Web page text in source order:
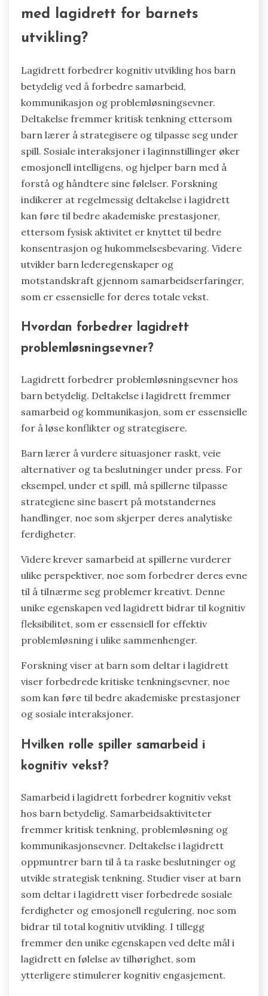
med lagidrett for barnets
utvikling?
Lagidrett forbedrer kognitiv utvikling hos barn
betydelig ved å forbedre samarbeid,
kommunikasjon og problemløsningsevner.
Deltakelse fremmer kritisk tenkning ettersom
barn lærer å strategisere og tilpasse seg under
spill. Sosiale interaksjoner i laginnstillinger øker
emosjonell intelligens, og hjelper barn med å
forstå og håndtere sine følelser. Forskning
indikerer at regelmessig deltakelse i lagidrett
kan føre til bedre akademiske prestasjoner,
ettersom fysisk aktivitet er knyttet til bedre
konsentrasjon og hukommelsesbevaring. Videre
utvikler barn lederegenskaper og
motstandskraft gjennom samarbeidserfaringer,
som er essensielle for deres totale vekst.
Hvordan forbedrer lagidrett
problemløsningsevner?
Lagidrett forbedrer problemløsningsevner hos
barn betydelig. Deltakelse i lagidrett fremmer
samarbeid og kommunikasjon, som er essensielle
for å løse konflikter og strategisere.
Barn lærer å vurdere situasjoner raskt, veie
alternativer og ta beslutninger under press. For
eksempel, under et spill, må spillerne tilpasse
strategiene sine basert på motstandernes
handlinger, noe som skjerper deres analytiske
ferdigheter.
Videre krever samarbeid at spillerne vurderer
ulike perspektiver, noe som forbedrer deres evne
til å tilnærme seg problemer kreativt. Denne
unike egenskapen ved lagidrett bidrar til kognitiv
fleksibilitet, som er essensiell for effektiv
problemløsning i ulike sammenhenger.
Forskning viser at barn som deltar i lagidrett
viser forbedrede kritiske tenkningsevner, noe
som kan føre til bedre akademiske prestasjoner
og sosiale interaksjoner.
Hvilken rolle spiller samarbeid i
kognitiv vekst?
Samarbeid i lagidrett forbedrer kognitiv vekst
hos barn betydelig. Samarbeidsaktiviteter
fremmer kritisk tenkning, problemløsning og
kommunikasjonsevner. Deltakelse i lagidrett
oppmuntrer barn til å ta raske beslutninger og
utvikle strategisk tenkning. Studier viser at barn
som deltar i lagidrett viser forbedrede sosiale
ferdigheter og emosjonell regulering, noe som
bidrar til total kognitiv utvikling. I tillegg
fremmer den unike egenskapen ved delte mål i
lagidrett en følelse av tilhørighet, som
ytterligere stimulerer kognitiv engasjement.